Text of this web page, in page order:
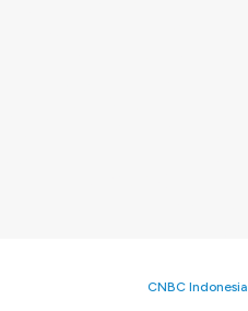
CNBC Indonesia